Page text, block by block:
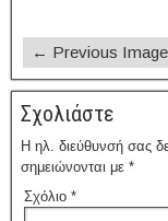
← Previous Image
Σχολιάστε
Η ηλ. διεύθυνσή σας
σημειώνονται με *
Σχόλιο *